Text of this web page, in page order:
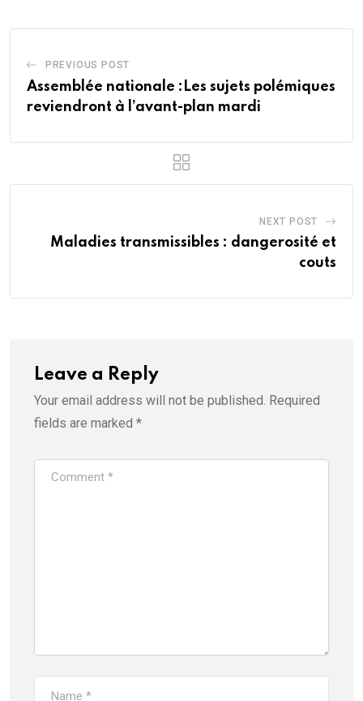
PREVIOUS POST
Assemblée nationale :Les sujets polémiques
reviendront à l’avant-plan mardi
NEXT POST
Maladies transmissibles : dangerosité et
couts
Leave a Reply
Your email address will not be published. Required
fields are marked *